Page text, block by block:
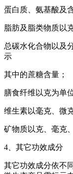
蛋白质、氨基酸及
脂肪及脂类物质以
总碳水化合物以及
示
其中的蔗糖含量；
膳食纤维以克为单
维生素以毫克、微
矿物质以克、毫克
4、其它功效成分
其它功效成分依不